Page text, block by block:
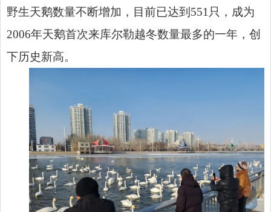
野生天鹅数量不断增加，目前已达到551只，成为
2006年天鹅首次来库尔勒越冬数量最多的一年，创
下历史新高。